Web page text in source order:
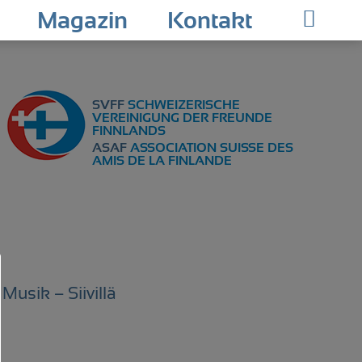
SVFF SCHWEIZERISCHE
VEREINIGUNG DER FREUNDE
FINNLANDS
ASAF ASSOCIATION SUISSE DES
AMIS DE LA FINLANDE
Magazin Kontakt